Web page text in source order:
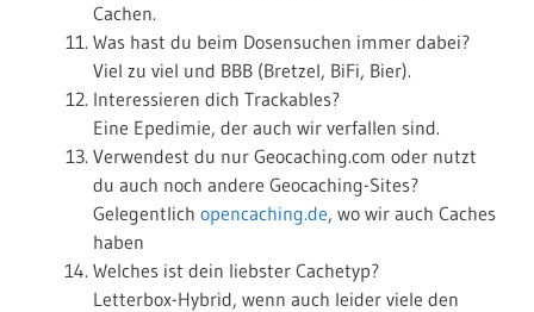
Cachen.
Was hast du beim Dosensuchen immer dabei?
Viel zu viel und BBB (Bretzel, BiFi, Bier).
Interessieren dich Trackables?
Eine Epedimie, der auch wir verfallen sind.
Verwendest du nur Geocaching.com oder nutzt
du auch noch andere Geocaching-Sites?
Gelegentlich opencaching.de, wo wir auch Caches
haben
Welches ist dein liebster Cachetyp?
Letterbox-Hybrid, wenn auch leider viele den